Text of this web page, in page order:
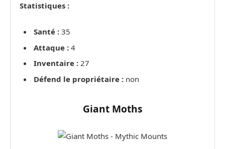
Statistiques :
Santé : 35
Attaque : 4
Inventaire : 27
Défend le propriétaire : non
Giant Moths